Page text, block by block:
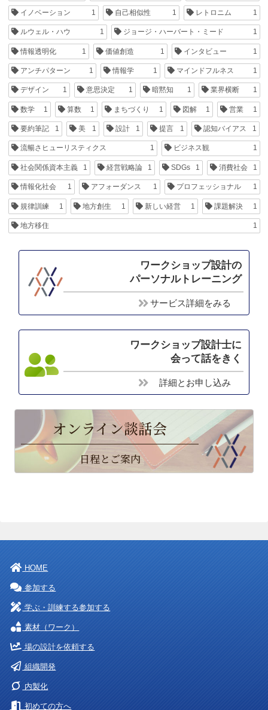
イノベーション 1 自己相似性 1 レトロニム 1
ルウェル・ハウ 1 ジョージ・ハーバート・ミード 1
情報透明化 1 価値創造 1 インタビュー 1
アンチパターン 1 情報学 1 マインドフルネス 1
デザイン 1 意思決定 1 暗黙知 1 業界横断 1
数学 1 算数 1 まちづくり 1 図解 1 営業 1
要約筆記 1 美 1 設計 1 提言 1 認知バイアス 1
流暢さヒューリスティクス 1 ビジネス観 1
社会関係資本主義 1 経営戦略論 1 SDGs 1 消費社会 1
情報化社会 1 アフォーダンス 1 プロフェッショナル 1
規律訓練 1 地方創生 1 新しい経営 1 課題解決 1
地方移住 1
ワークショップ設計の
パーソナルトレーニング
サービス詳細をみる
ワークショップ設計士に
会って話をきく
詳細とお申し込み
オンライン談話会
日程とご案内
HOME
参加する
学ぶ・訓練する参加する
素材（ワーク）
場の設計を依頼する
組織開発
内製化
初めての方へ